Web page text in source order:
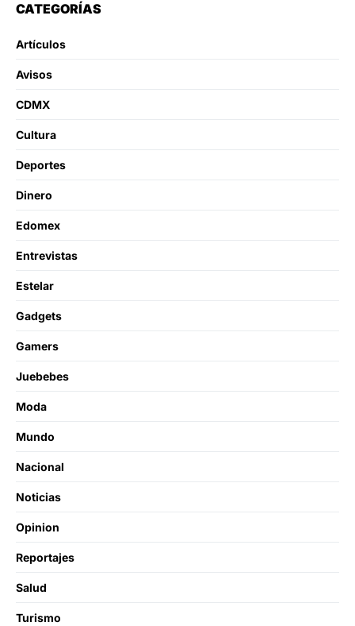
CATEGORÍAS
Artículos
Avisos
CDMX
Cultura
Deportes
Dinero
Edomex
Entrevistas
Estelar
Gadgets
Gamers
Juebebes
Moda
Mundo
Nacional
Noticias
Opinion
Reportajes
Salud
Turismo